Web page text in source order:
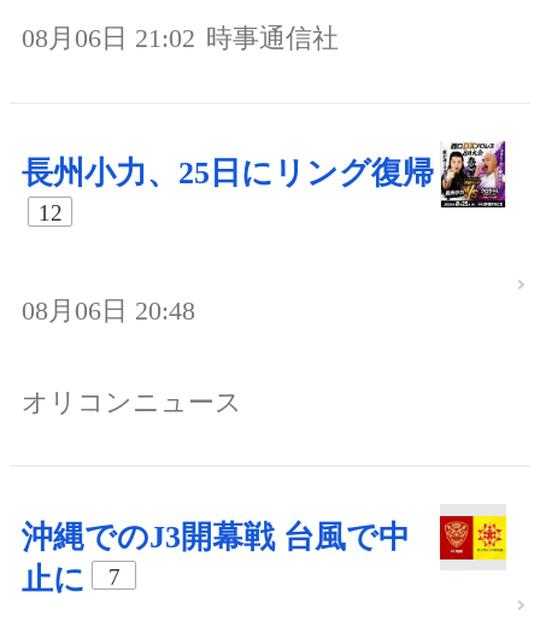
08月06日 21:02 時事通信社
長州小力、25日にリング復帰
12
08月06日 20:48
オリコンニュース
沖縄でのJ3開幕戦 台風で中
止に
7